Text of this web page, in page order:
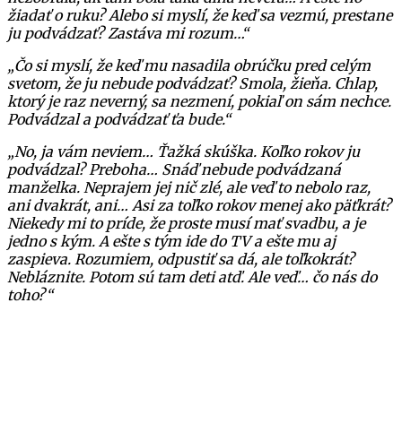
žiadať o ruku? Alebo si myslí, že keď sa vezmú, prestane
ju podvádzať? Zastáva mi rozum…“
„Čo si myslí, že keď mu nasadila obrúčku pred celým
svetom, že ju nebude podvádzať? Smola, žieňa. Chlap,
ktorý je raz neverný, sa nezmení, pokiaľ on sám nechce.
Podvádzal a podvádzať ťa bude.“
„No, ja vám neviem… Ťažká skúška. Koľko rokov ju
podvádzal? Preboha… Snáď nebude podvádzaná
manželka. Neprajem jej nič zlé, ale veď to nebolo raz,
ani dvakrát, ani… Asi za toľko rokov menej ako päťkrát?
Niekedy mi to príde, že proste musí mať svadbu, a je
jedno s kým. A ešte s tým ide do TV a ešte mu aj
zaspieva. Rozumiem, odpustiť sa dá, ale toľkokrát?
Nebláznite. Potom sú tam deti atď. Ale veď… čo nás do
toho?“